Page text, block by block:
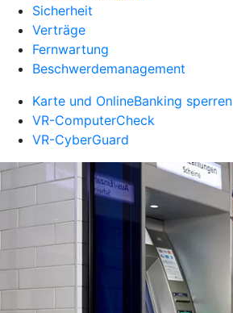
Sicherheit
Verträge
Fernwartung
Beschwerdemanagement
Karte und OnlineBanking sperren
VR-ComputerCheck
VR-CyberGuard